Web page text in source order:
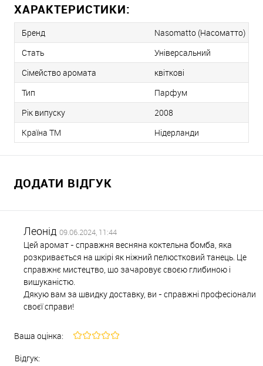
ХАРАКТЕРИСТИКИ:
Бренд
Nasomatto (Насоматто)
Стать
Універсальний
Сімейство аромата
квіткові
Тип
Парфум
Рік випуску
2008
Країна ТМ
Нідерланди
ДОДАТИ ВІДГУК
Леонід 09.06.2024, 11:44
Цей аромат - справжня весняна коктельна бомба, яка
розкривається на шкірі як ніжний пелюстковий танець. Це
справжнє мистецтво, що зачаровує своєю глибиною і
вишуканістю.
Дякую вам за швидку доставку, ви - справжні професіонали
своєї справи!
Ваша оцінка:
Відгук: